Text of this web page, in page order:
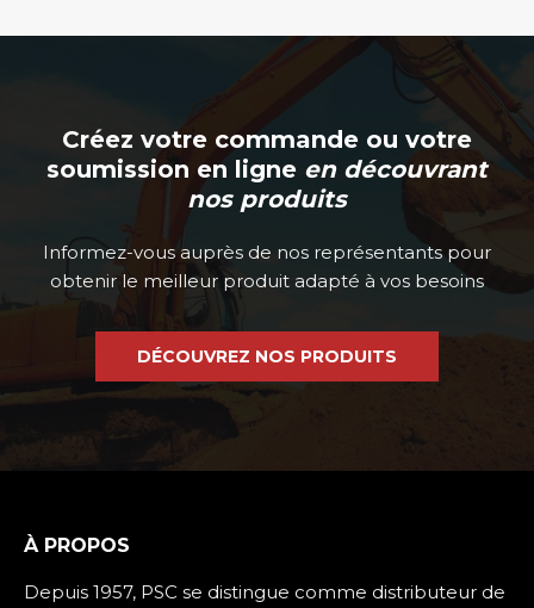
Créez votre commande ou votre
soumission en ligne en découvrant
nos produits
Informez-vous auprès de nos représentants pour
obtenir le meilleur produit adapté à vos besoins
DÉCOUVREZ NOS PRODUITS
À PROPOS
Depuis 1957, PSC se distingue comme distributeur de